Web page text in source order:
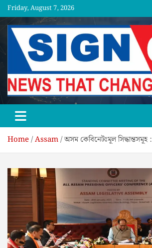
Skip
to
content
Friday, August 7, 2026
SGNON
Home Assam অসম কেবিনেটঃমূল সিদ্ধান্তসমূহ :